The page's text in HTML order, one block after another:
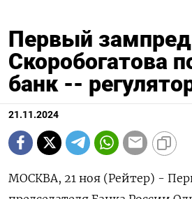
Первый
Скоробогатова
банк --
21.11.2024
МОСКВА, 21 ноя (Рейтер) -